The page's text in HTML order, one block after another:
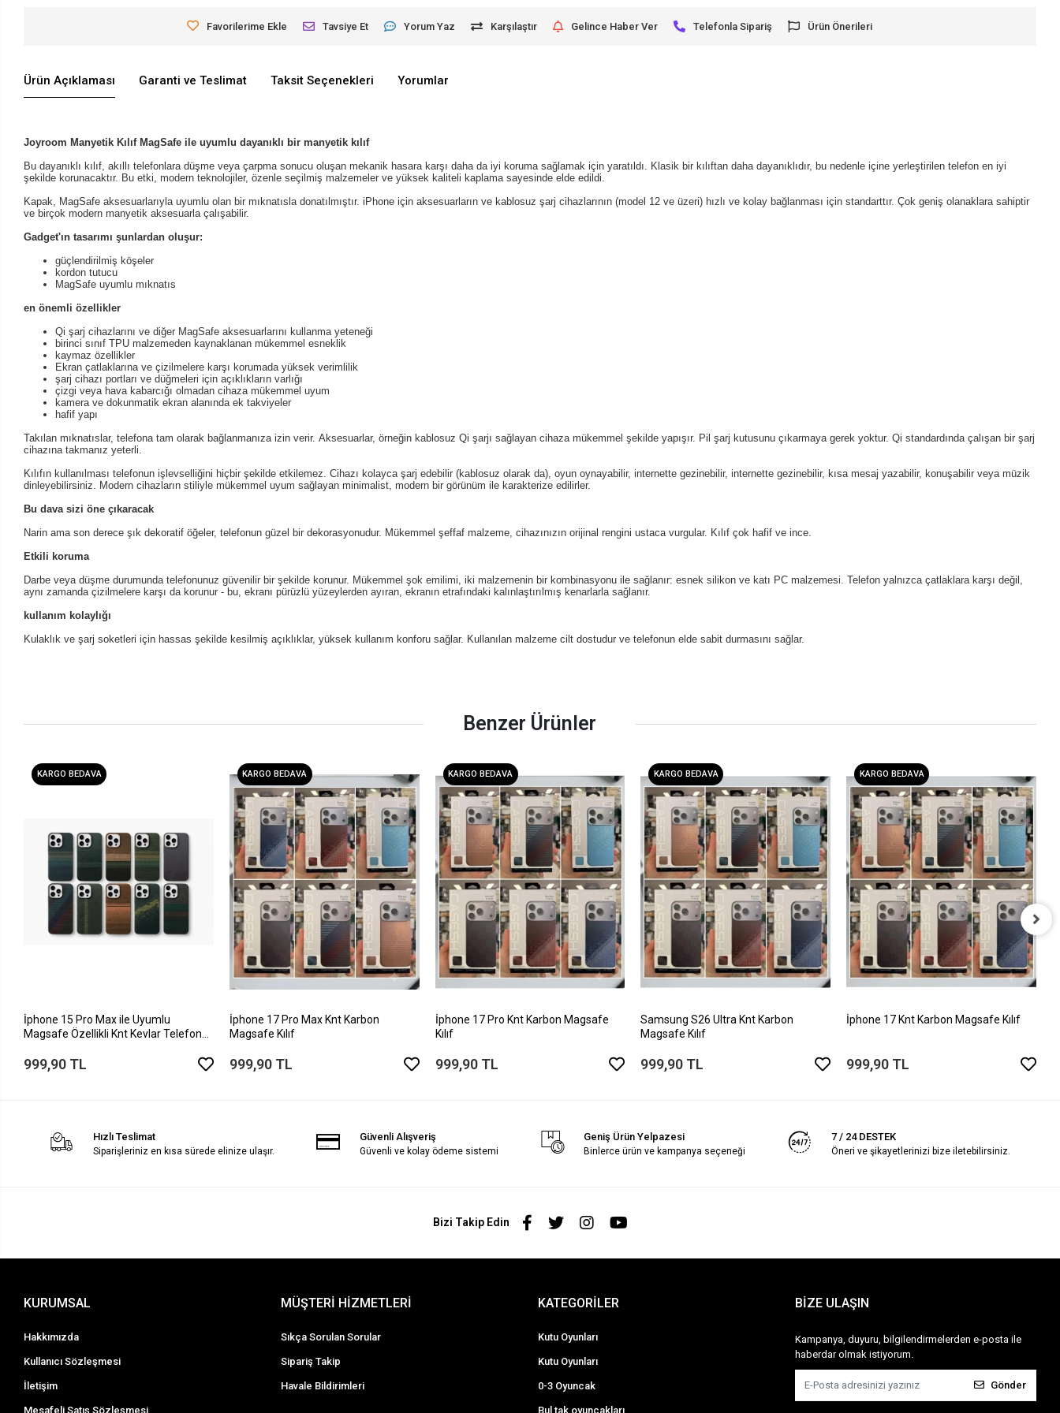
Favorilerime Ekle Tavsiye Et Yorum Yaz Karşılaştır Gelince Haber Ver Telefonla Sipariş Ürün Önerileri
Ürün Açıklaması Garanti ve Teslimat Taksit Seçenekleri Yorumlar
Joyroom Manyetik Kılıf MagSafe ile uyumlu dayanıklı bir manyetik kılıf
Bu dayanıklı kılıf, akıllı telefonlara düşme veya çarpma sonucu oluşan mekanik hasara karşı daha da iyi koruma sağlamak için yaratıldı.
Klasik bir kılıftan daha dayanıklıdır, bu nedenle içine yerleştirilen telefon en iyi
şekilde korunacaktır. Bu etki, modern teknolojiler, özenle seçilmiş malzemeler ve yüksek kaliteli kaplama sayesinde elde edildi.
Kapak, MagSafe aksesuarlarıyla uyumlu olan bir mıknatısla donatılmıştır. iPhone için aksesuarların ve kablosuz şarj cihazlarının (model 12 ve üzeri) hızlı ve kolay bağlanması için standarttır. Çok geniş olanaklara sahiptir
ve birçok modern manyetik aksesuarla çalışabilir.
Gadget'ın tasarımı şunlardan oluşur:
güçlendirilmiş köşeler
kordon tutucu
MagSafe uyumlu mıknatıs
en önemli özellikler
Qi şarj cihazlarını ve diğer MagSafe aksesuarlarını kullanma yeteneği
birinci sınıf TPU malzemeden kaynaklanan mükemmel esneklik
kaymaz özellikler
Ekran çatlaklarına ve çizilmelere karşı korumada yüksek verimlilik
şarj cihazı portları ve düğmeleri için açıklıkların varlığı
çizgi veya hava kabarcığı olmadan cihaza mükemmel uyum
kamera ve dokunmatik ekran alanında ek takviyeler
hafif yapı
Takılan mıknatıslar, telefona tam olarak bağlanmanıza izin verir. Aksesuarlar, örneğin kablosuz Qi şarjı sağlayan cihaza mükemmel şekilde yapışır. Pil şarj kutusunu çıkarmaya gerek yoktur. Qi standardında çalışan bir şarj
cihazına takmanız yeterli.
Kılıfın kullanılması telefonun işlevselliğini hiçbir şekilde etkilemez.
Cihazı kolayca şarj edebilir (kablosuz olarak da), oyun oynayabilir, internette gezinebilir, internette gezinebilir, kısa mesaj yazabilir, konuşabilir veya müzik
dinleyebilirsiniz.
Modern cihazların stiliyle mükemmel uyum sağlayan minimalist, modern bir görünüm ile karakterize edilirler.
Bu dava sizi öne çıkaracak
Narin ama son derece şık dekoratif öğeler, telefonun güzel bir dekorasyonudur. Mükemmel şeffaf malzeme, cihazınızın orijinal rengini ustaca vurgular. Kılıf çok hafif ve ince.
Etkili koruma
Darbe veya düşme durumunda telefonunuz güvenilir bir şekilde korunur. Mükemmel şok emilimi, iki malzemenin bir kombinasyonu ile sağlanır: esnek silikon ve katı PC malzemesi.
Telefon yalnızca çatlaklara karşı değil,
aynı zamanda çizilmelere karşı da korunur - bu, ekranı pürüzlü yüzeylerden ayıran, ekranın etrafındaki kalınlaştırılmış kenarlarla sağlanır.
kullanım kolaylığı
Kulaklık ve şarj soketleri için hassas şekilde kesilmiş açıklıklar, yüksek kullanım konforu sağlar. Kullanılan malzeme cilt dostudur ve telefonun elde sabit durmasını sağlar.
Benzer Ürünler
KARGO BEDAVA
İphone 15 Pro Max ile Uyumlu
Magsafe Özellikli Knt Kevlar Telefon
999,90 TL
KARGO BEDAVA
İphone 17 Pro Max Knt Karbon
Magsafe Kılıf
999,90 TL
KARGO BEDAVA
İphone 17 Pro Knt Karbon Magsafe
Kılıf
999,90 TL
KARGO BEDAVA
Samsung S26 Ultra Knt Karbon
Magsafe Kılıf
999,90 TL
KARGO BEDAVA
İphone 17 Knt Karbon Magsafe Kılıf
999,90 TL
Hızlı Teslimat
Siparişleriniz en kısa sürede elinize ulaşır.
Güvenli Alışveriş
Güvenli ve kolay ödeme sistemi
Geniş Ürün Yelpazesi
Binlerce ürün ve kampanya seçeneği
7 / 24 DESTEK
Öneri ve şikayetlerinizi bize iletebilirsiniz.
Bizi Takip Edin
KURUMSAL
Hakkımızda
Kullanıcı Sözleşmesi
İletişim
Mesafeli Satış Sözleşmesi
MÜŞTERİ HİZMETLERİ
Sıkça Sorulan Sorular
Sipariş Takip
Havale Bildirimleri
KATEGORİLER
Kutu Oyunları
Kutu Oyunları
0-3 Oyuncak
Bul tak oyuncakları
BİZE ULAŞIN
Kampanya, duyuru, bilgilendirmelerden e-posta ile
haberdar olmak istiyorum.
Gönder